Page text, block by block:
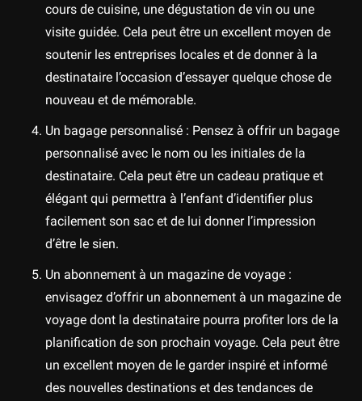
cours de cuisine, une dégustation de vin ou une
visite guidée. Cela peut être un excellent moyen de
soutenir les entreprises locales et de donner à la
destinataire l’occasion d’essayer quelque chose de
nouveau et de mémorable.
Un bagage personnalisé : Pensez à offrir un bagage
personnalisé avec le nom ou les initiales de la
destinataire. Cela peut être un cadeau pratique et
élégant qui permettra à l’enfant d’identifier plus
facilement son sac et de lui donner l’impression
d’être le sien.
Un abonnement à un magazine de voyage :
envisagez d’offrir un abonnement à un magazine de
voyage dont la destinataire pourra profiter lors de la
planification de son prochain voyage. Cela peut être
un excellent moyen de le garder inspiré et informé
des nouvelles destinations et des tendances de